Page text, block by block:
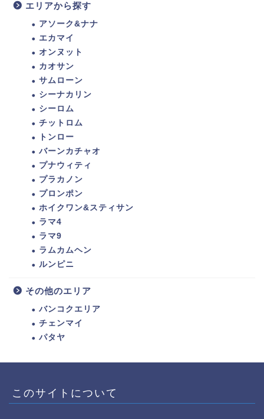
エリアから探す
アソーク&ナナ
エカマイ
オンヌット
カオサン
サムローン
シーナカリン
シーロム
チットロム
トンロー
バーンカチャオ
プナウィティ
プラカノン
プロンポン
ホイクワン&スティサン
ラマ4
ラマ9
ラムカムヘン
ルンピニ
その他のエリア
バンコクエリア
チェンマイ
パタヤ
このサイトについて